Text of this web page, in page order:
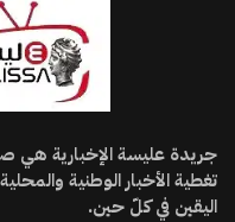
جريدة عليسة الإخبارية هي
تغطية الأخبار الوطنية
اليقين في كلّ حين.